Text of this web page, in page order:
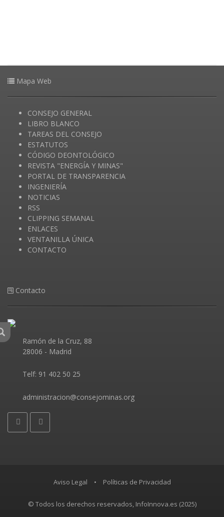
Mapa Web
CONSEJO GENERAL
LIBRO BLANCO
TAREAS DEL CONSEJO
ESTATUTOS
CÓDIGO DEONTOLÓGICO
REVISTA "ENERGÍA Y MINAS"
PORTAL DE TRANSPARENCIA
INGENIERÍA
NOTICIAS
RSS
CLIPPING SEMANAL
ENLACES
VENTANILLA ÚNICA
CONTACTO
Contacto
Ramón de la Cruz, 88
28006 - Madrid
Telf:
Aviso Legal • Políticas de Privacidad
© Todos los derechos reservados, InfoInnova.es (2025)